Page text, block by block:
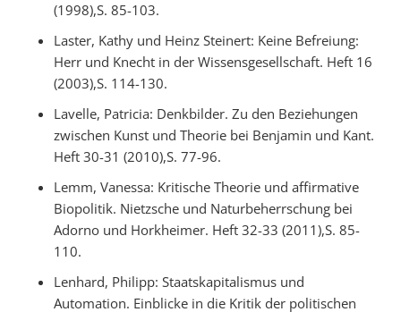
(1998),S. 85-103.
Laster, Kathy und Heinz Steinert: Keine Befreiung:
Herr und Knecht in der Wissensgesellschaft. Heft 16
(2003),S. 114-130.
Lavelle, Patricia: Denkbilder. Zu den Beziehungen
zwischen Kunst und Theorie bei Benjamin und Kant.
Heft 30-31 (2010),S. 77-96.
Lemm, Vanessa: Kritische Theorie und affirmative
Biopolitik. Nietzsche und Naturbeherrschung bei
Adorno und Horkheimer. Heft 32-33 (2011),S. 85-
110.
Lenhard, Philipp: Staatskapitalismus und
Automation. Einblicke in die Kritik der politischen